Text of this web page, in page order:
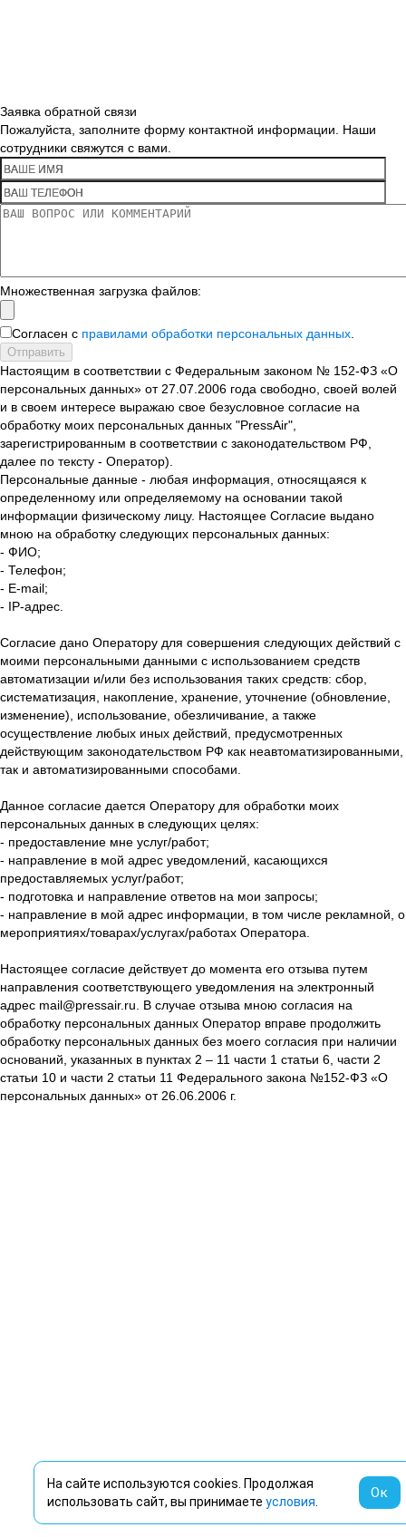
Заявка обратной связи
Пожалуйста, заполните форму контактной информации. Наши
сотрудники свяжутся с вами.
Множественная загрузка файлов:
Согласен с правилами обработки персональных данных
Отправить
Настоящим в соответствии с Федеральным законом № 152-ФЗ «О
персональных данных» от 27.07.2006 года свободно, своей волей
и в своем интересе выражаю свое безусловное согласие на
обработку моих персональных данных "PressAir",
зарегистрированным в соответствии с законодательством РФ,
далее по тексту - Оператор).
Персональные данные - любая информация, относящаяся к
определенному или определяемому на основании такой
информации физическому лицу. Настоящее Согласие выдано
мною на обработку следующих персональных данных:
- ФИО;
- Телефон;
- E-mail;
- IP-адрес.
Согласие дано Оператору для совершения следующих действий с
моими персональными данными с использованием средств
автоматизации и/или без использования таких средств: сбор,
систематизация, накопление, хранение, уточнение (обновление,
изменение), использование, обезличивание, а также
осуществление любых иных действий, предусмотренных
действующим законодательством РФ как неавтоматизированными,
так и автоматизированными способами.
Данное согласие дается Оператору для обработки моих
персональных данных в следующих целях:
- предоставление мне услуг/работ;
- направление в мой адрес уведомлений, касающихся
предоставляемых услуг/работ;
- подготовка и направление ответов на мои запросы;
- направление в мой адрес информации, в том числе рекламной, о
мероприятиях/товарах/услугах/работах Оператора.
Настоящее согласие действует до момента его отзыва путем
направления соответствующего уведомления на электронный
адрес mail@pressair.ru. В случае отзыва мною согласия на
обработку персональных данных Оператор вправе продолжить
обработку персональных данных без моего согласия при наличии
оснований, указанных в пунктах 2 – 11 части 1 статьи 6, части 2
статьи 10 и части 2 статьи 11 Федерального закона №152-ФЗ «О
персональных данных» от 26.06.2006 г.
На сайте используются cookies. Продолжая
использовать сайт, вы принимаете условия
Ок